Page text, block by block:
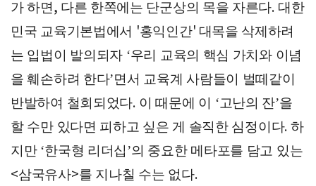
가 하면, 다른 한쪽에는 단군상의 목을 자른다. 대한
민국 교육기본법에서 '홍익인간' 대목을 삭제하려
는 입법이 발의되자 ‘우리 교육의 핵심 가치와 이념
을 훼손하려 한다’면서 교육계 사람들이 벌떼같이
반발하여 철회되었다. 이 때문에 이 ‘고난의 잔’을
할 수만 있다면 피하고 싶은 게 솔직한 심정이다.하
지만 ‘한국형 리더십’의 중요한 메타포를 담고 있는
<삼국유사>를 지나칠 수는 없다.